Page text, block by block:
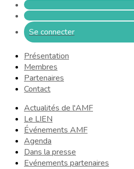
Se connecter
Présentation
Membres
Partenaires
Contact
Actualités de l'AMF
Le LIEN
Événements AMF
Agenda
Dans la presse
Evénements partenaires